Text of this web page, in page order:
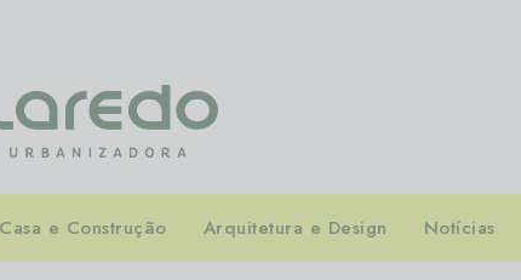
Casa e Construção Arquitetura e Design Notícias